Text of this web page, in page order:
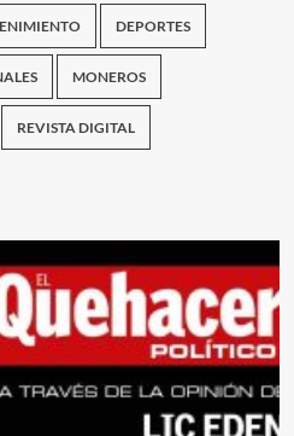
DEPORTES
MONEROS
REVISTA DIGITAL